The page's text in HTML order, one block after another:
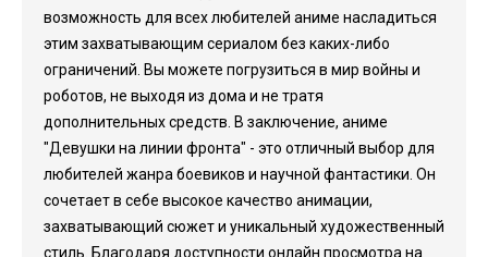
возможность для всех любителей аниме насладиться
этим захватывающим сериалом без каких-либо
ограничений. Вы можете погрузиться в мир войны и
роботов, не выходя из дома и не тратя
дополнительных средств. В заключение, аниме
"Девушки на линии фронта" - это отличный выбор для
любителей жанра боевиков и научной фантастики. Он
сочетает в себе высокое качество анимации,
захватывающий сюжет и уникальный художественный
стиль. Благодаря доступности онлайн просмотра на